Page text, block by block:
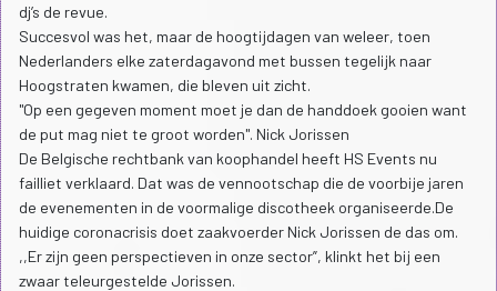
dj’s de revue.
Succesvol was het, maar de hoogtijdagen van weleer, toen
Nederlanders elke zaterdagavond met bussen tegelijk naar
Hoogstraten kwamen, die bleven uit zicht.
"Op een gegeven moment moet je dan de handdoek gooien want
de put mag niet te groot worden". Nick Jorissen
De Belgische rechtbank van koophandel heeft HS Events nu
failliet verklaard. Dat was de vennootschap die de voorbije jaren
de evenementen in de voormalige discotheek organiseerde.De
huidige coronacrisis doet zaakvoerder Nick Jorissen de das om.
,,Er zijn geen perspectieven in onze sector”, klinkt het bij een
zwaar teleurgestelde Jorissen.